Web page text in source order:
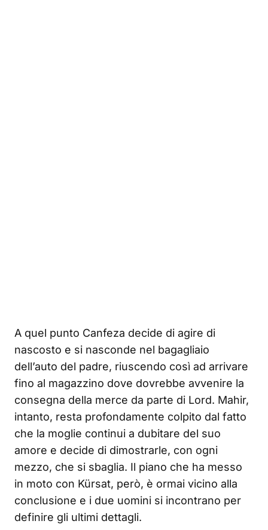
A quel punto Canfeza decide di agire di
nascosto e si nasconde nel bagagliaio
dell’auto del padre, riuscendo così ad arrivare
fino al magazzino dove dovrebbe avvenire la
consegna della merce da parte di Lord. Mahir,
intanto, resta profondamente colpito dal fatto
che la moglie continui a dubitare del suo
amore e decide di dimostrarle, con ogni
mezzo, che si sbaglia. Il piano che ha messo
in moto con Kürsat, però, è ormai vicino alla
conclusione e i due uomini si incontrano per
definire gli ultimi dettagli.